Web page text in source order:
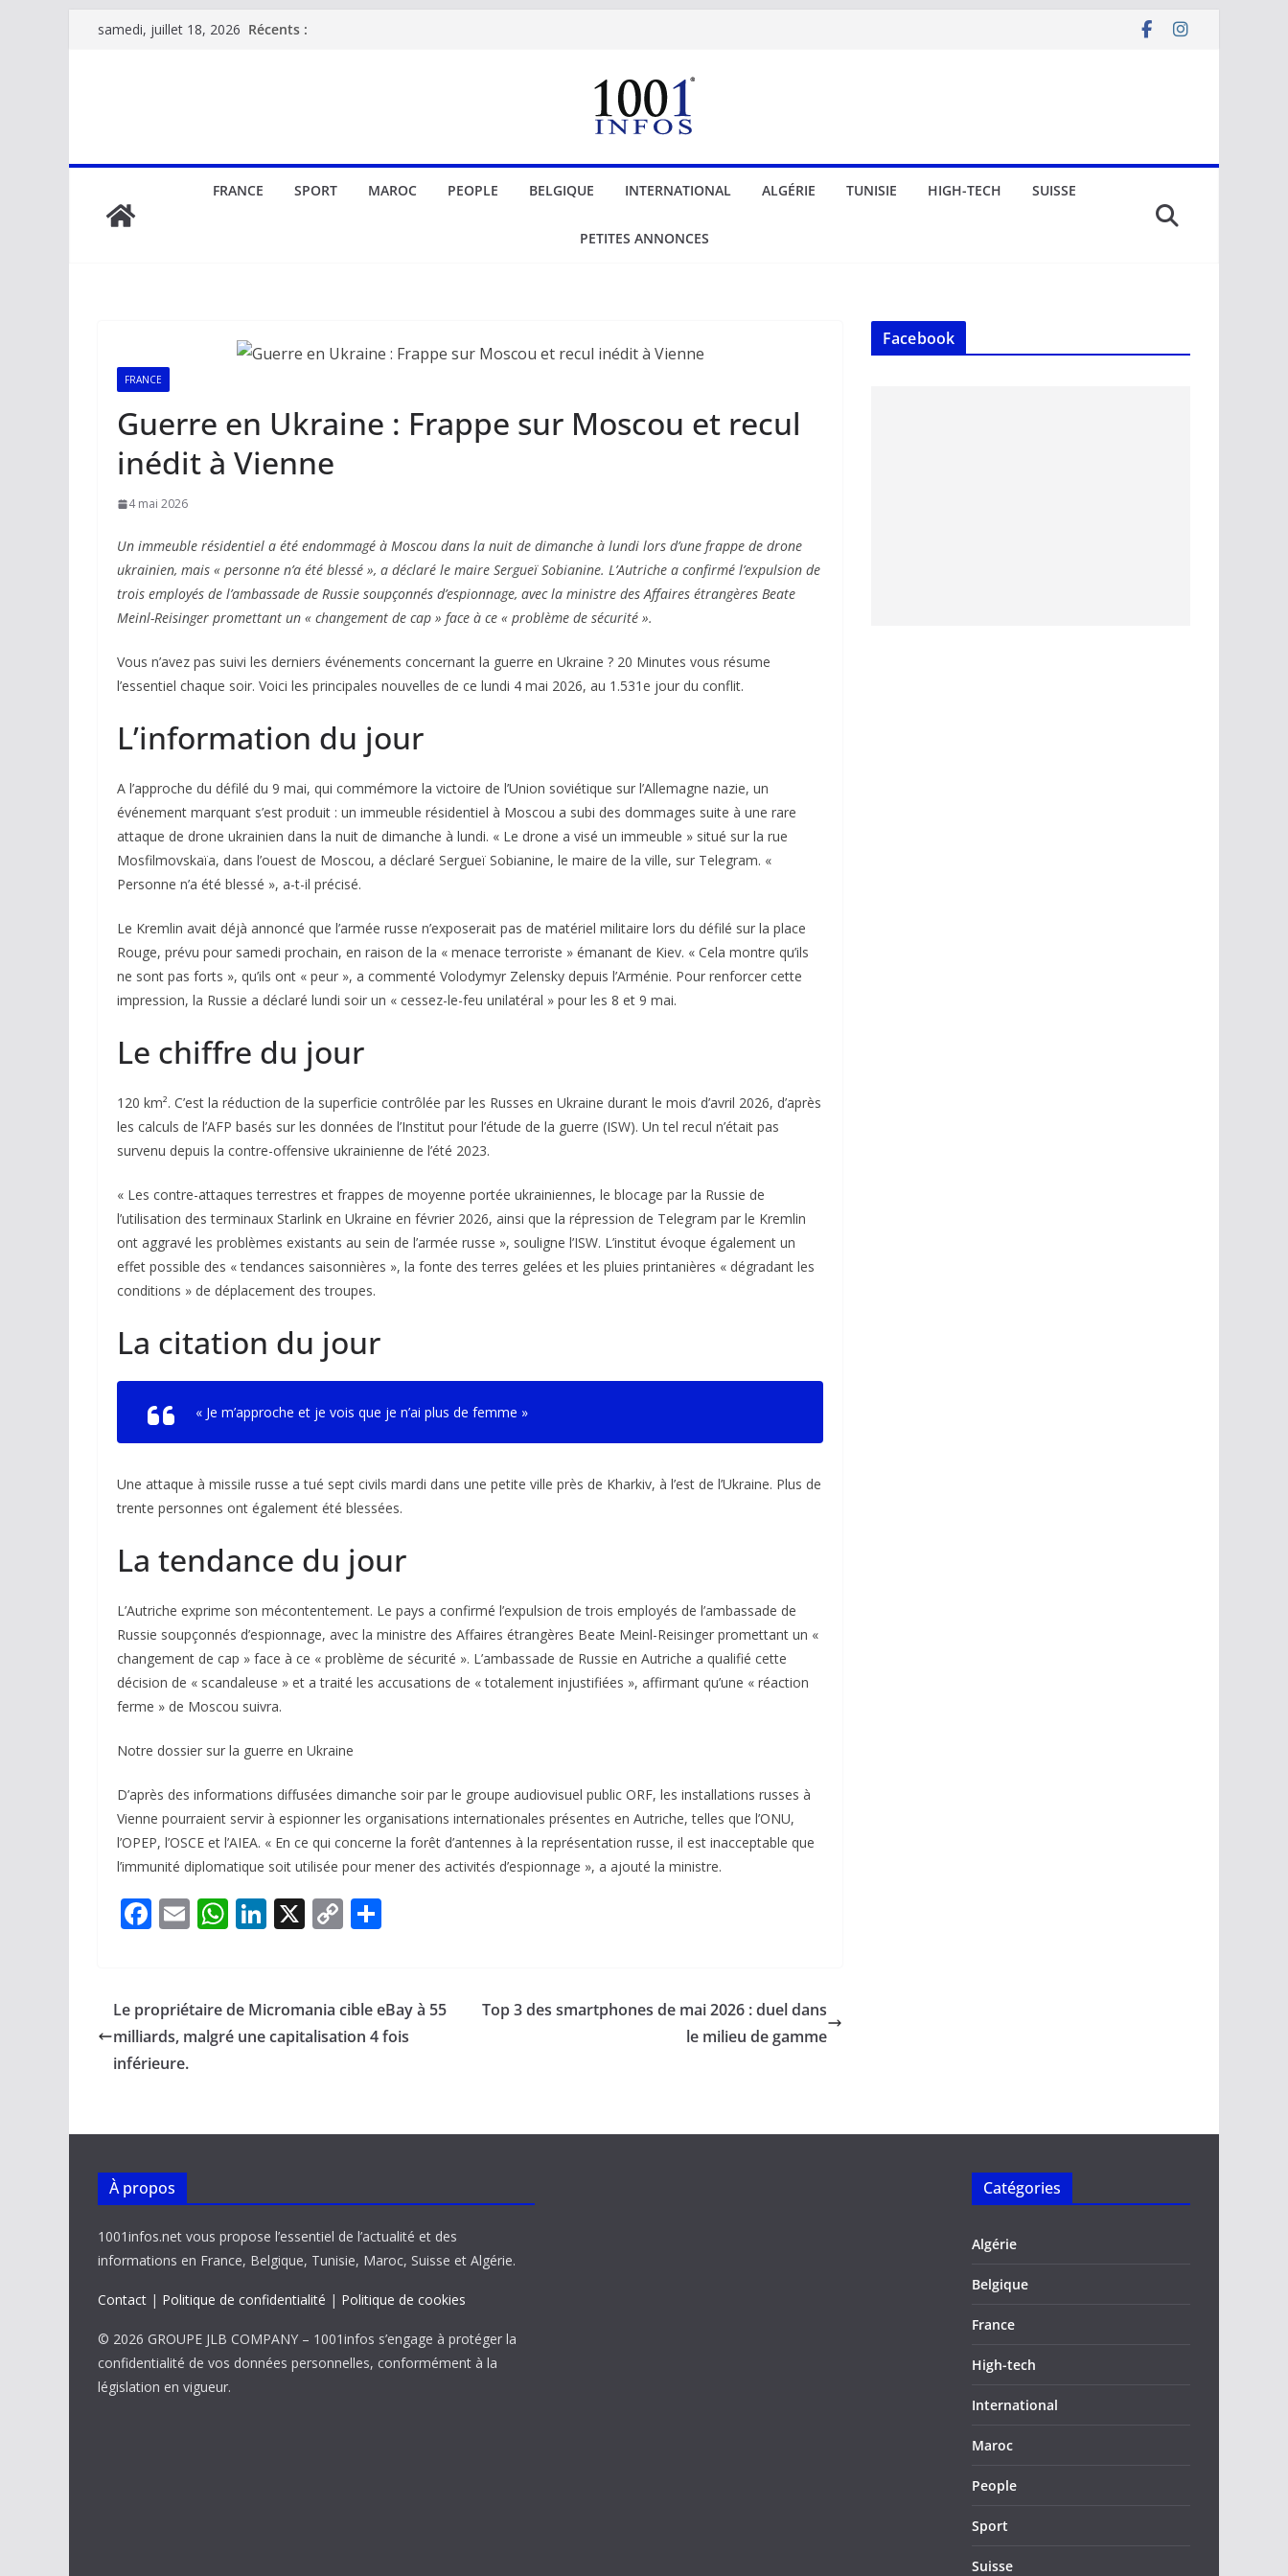
Passersamedi, juillet 18, 2026 Récents :
FRANCE SPORT MAROC PEOPLE BELGIQUE INTERNATIONAL ALGÉRIE TUNISIE HIGH-TECH SUISSE
PETITES ANNONCES
FRANCE
Guerre en Ukraine : Frappe sur Moscou et recul
inédit à Vienne
4 mai 2026
Un immeuble résidentiel a été endommagé à Moscou dans la nuit de dimanche à lundi lors d’une frappe de drone
ukrainien, mais « personne n’a été blessé », a déclaré le maire Sergueï Sobianine. L’Autriche a confirmé l’expulsion de
trois employés de l’ambassade de Russie soupçonnés d’espionnage, avec la ministre des Affaires étrangères Beate
Meinl-Reisinger promettant un « changement de cap » face à ce « problème de sécurité ».
Vous n’avez pas suivi les derniers événements concernant la guerre en Ukraine ? 20 Minutes vous résume
l’essentiel chaque soir. Voici les principales nouvelles de ce lundi 4 mai 2026, au 1.531e jour du conflit.
L’information du jour
A l’approche du défilé du 9 mai, qui commémore la victoire de l’Union soviétique sur l’Allemagne nazie, un
événement marquant s’est produit : un immeuble résidentiel à Moscou a subi des dommages suite à une rare
attaque de drone ukrainien dans la nuit de dimanche à lundi. « Le drone a visé un immeuble » situé sur la rue
Mosfilmovskaïa, dans l’ouest de Moscou, a déclaré Sergueï Sobianine, le maire de la ville, sur Telegram. «
Personne n’a été blessé », a-t-il précisé.
Le Kremlin avait déjà annoncé que l’armée russe n’exposerait pas de matériel militaire lors du défilé sur la place
Rouge, prévu pour samedi prochain, en raison de la « menace terroriste » émanant de Kiev. « Cela montre qu’ils
ne sont pas forts », qu’ils ont « peur », a commenté Volodymyr Zelensky depuis l’Arménie. Pour renforcer cette
impression, la Russie a déclaré lundi soir un « cessez-le-feu unilatéral » pour les 8 et 9 mai.
Le chiffre du jour
120 km². C’est la réduction de la superficie contrôlée par les Russes en Ukraine durant le mois d’avril 2026, d’après
les calculs de l’AFP basés sur les données de l’Institut pour l’étude de la guerre (ISW). Un tel recul n’était pas
survenu depuis la contre-offensive ukrainienne de l’été 2023.
« Les contre-attaques terrestres et frappes de moyenne portée ukrainiennes, le blocage par la Russie de
l’utilisation des terminaux Starlink en Ukraine en février 2026, ainsi que la répression de Telegram par le Kremlin
ont aggravé les problèmes existants au sein de l’armée russe », souligne l’ISW. L’institut évoque également un
effet possible des « tendances saisonnières », la fonte des terres gelées et les pluies printanières « dégradant les
conditions » de déplacement des troupes.
La citation du jour
« Je m’approche et je vois que je n’ai plus de femme »
Une attaque à missile russe a tué sept civils mardi dans une petite ville près de Kharkiv, à l’est de l’Ukraine. Plus de
trente personnes ont également été blessées.
La tendance du jour
L’Autriche exprime son mécontentement. Le pays a confirmé l’expulsion de trois employés de l’ambassade de
Russie soupçonnés d’espionnage, avec la ministre des Affaires étrangères Beate Meinl-Reisinger promettant un «
changement de cap » face à ce « problème de sécurité ». L’ambassade de Russie en Autriche a qualifié cette
décision de « scandaleuse » et a traité les accusations de « totalement injustifiées », affirmant qu’une « réaction
ferme » de Moscou suivra.
Notre dossier sur la guerre en Ukraine
D’après des informations diffusées dimanche soir par le groupe audiovisuel public ORF, les installations russes à
Vienne pourraient servir à espionner les organisations internationales présentes en Autriche, telles que l’ONU,
l’OPEP, l’OSCE et l’AIEA. « En ce qui concerne la forêt d’antennes à la représentation russe, il est inacceptable que
l’immunité diplomatique soit utilisée pour mener des activités d’espionnage », a ajouté la ministre.
F
b
o
o
E
l
W
s
A
Li
e
dI
X C
y
Li
g
er
Le propriétaire de Micromania cible eBay à 55
milliards, malgré une capitalisation 4 fois
inférieure.
Top 3 des smartphones de mai 2026 : duel dans
le milieu de gamme
Facebook
À propos
1001infos.net vous propose l’essentiel de l’actualité et des
informations en France, Belgique, Tunisie, Maroc, Suisse et Algérie.
Contact | Politique de confidentialité | Politique de cookies
© 2026 GROUPE JLB COMPANY – 1001infos s’engage à protéger la
confidentialité de vos données personnelles, conformément à la
législation en vigueur.
Catégories
Algérie
Belgique
France
High-tech
International
Maroc
People
Sport
Suisse